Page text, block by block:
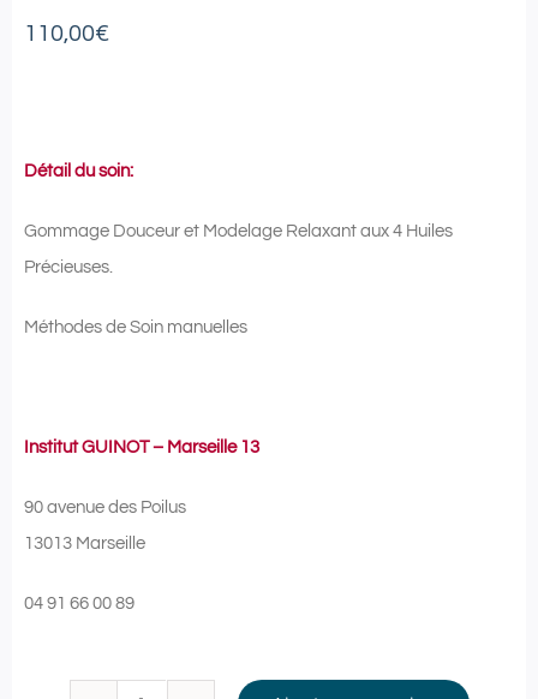
110,00€
Détail du soin:
Gommage Douceur et Modelage Relaxant aux 4 Huiles
Précieuses.
Méthodes de Soin manuelles
Institut GUINOT – Marseille 13
90 avenue des Poilus
13013 Marseille
04 91 66 00 89